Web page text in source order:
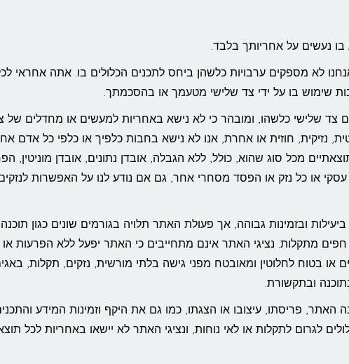
נעשים על אחריותך בלבד.
לא מספקים ערבויות כלשהן ביחס לתכנים הכלולים בו. אתה אחראי
שימוש בו על ידי צד שלישי מטעמך או בהסכמתך.
צד שלישי כלשהו, ומובהר כי לא נישא באחריות למעשים או מחדלים של
נזיקית, חוזית או אחרת, אנו לא נישא בחבות כלפיך או כלפי כל אדם
מכל סוג שהוא, כולל, ללא הגבלה, אובדן נתונים, אובדן מוניטין,
או כל נזק או הפסד מסחרי אחר, גם אם נודע לנו על האפשרות
ובזמינות גבוהה, אך פעולת האתר תלויה בגורמים שונים כגון
מתקלות. נציגי האתר אינם מתחייבים כי האתר יפעל ללא הפרעות או
או בטוח לחלוטין ומאובטח מפני גישה בלתי מורשית, נזקים, תקלות,
ובתקשורת.
פריסתו, עיצובו או הצגתו, כמו גם את היקף וזמינות המידע
לגרום לתקלות או לאי נוחות, ונציגי האתר לא יישאו באחריות לכל